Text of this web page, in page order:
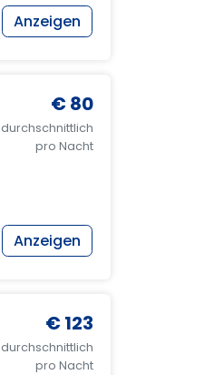
Anzeigen
€ 80
durchschnittlich
pro Nacht
Anzeigen
€ 123
durchschnittlich
pro Nacht